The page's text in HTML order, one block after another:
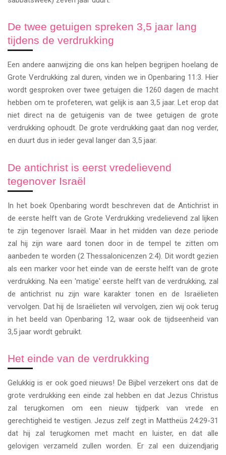
De twee getuigen spreken 3,5 jaar lang
tijdens de verdrukking
Een andere aanwijzing die ons kan helpen begrijpen hoelang de
Grote Verdrukking zal duren, vinden we in Openbaring 11:3. Hier
wordt gesproken over twee getuigen die 1260 dagen de macht
hebben om te profeteren, wat gelijk is aan 3,5 jaar. Let erop dat
niet direct na de getuigenis van de twee getuigen de grote
verdrukking ophoudt. De grote verdrukking gaat dan nog verder,
en duurt dus in ieder geval langer dan 3,5 jaar.
De antichrist is eerst vredelievend
tegenover Israël
In het boek Openbaring wordt beschreven dat de Antichrist in
de eerste helft van de Grote Verdrukking vredelievend zal lijken
te zijn tegenover Israël. Maar in het midden van deze periode
zal hij zijn ware aard tonen door in de tempel te zitten om
aanbeden te worden (2 Thessalonicenzen 2:4). Dit wordt gezien
als een marker voor het einde van de eerste helft van de grote
verdrukking. Na een 'matige' eerste helft van de verdrukking, zal
de antichrist nu zijn ware karakter tonen en de Israëlieten
vervolgen. Dat hij de Israëlieten wil vervolgen, zien wij ook terug
in het beeld van Openbaring 12, waar ook de tijdseenheid van
3,5 jaar wordt gebruikt.
Het einde van de verdrukking
Gelukkig is er ook goed nieuws! De Bijbel verzekert ons dat de
grote verdrukking een einde zal hebben en dat Jezus Christus
zal terugkomen om een nieuw tijdperk van vrede en
gerechtigheid te vestigen. Jezus zelf zegt in Mattheüs 24:29-31
dat hij zal terugkomen met macht en luister, en dat alle
gelovigen verzameld zullen worden. Er zal een duizendjarig